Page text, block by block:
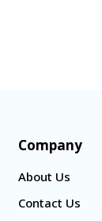
Company
About Us
Contact Us